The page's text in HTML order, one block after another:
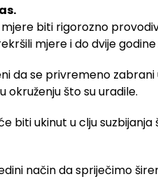
biti rigorozno
mjere i do dvije
da se privremeno
okruženju što su uradile.
biti ukinut u clju suzbijanja
način da spriječimo